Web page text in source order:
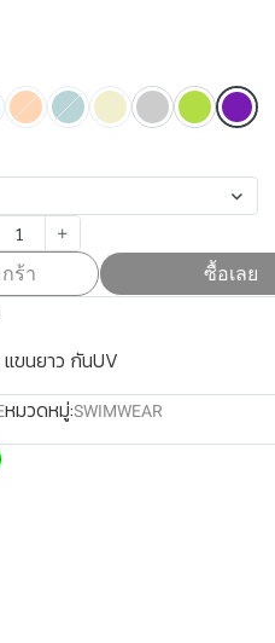
ร้า ซื้อเลย
ขนยาว กันUV
หมวดหมู่:SWIMWEAR